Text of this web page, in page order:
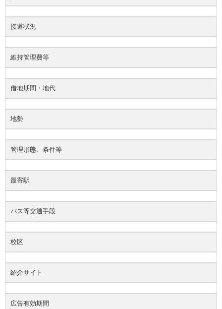
接道状況
維持管理費等
借地期間・地代
地勢
管理形態、条件等
最寄駅
バス等交通手段
校区
紹介サイト
広告有効期間